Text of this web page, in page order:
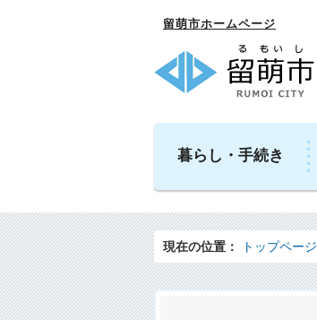
留萌市ホームページ
暮らし・手続き
現在の位置： トップページ